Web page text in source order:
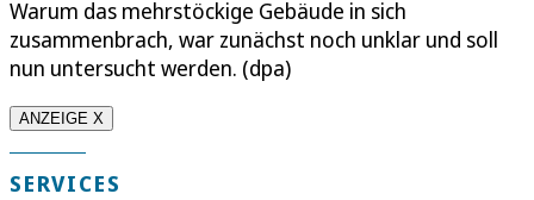
Warum das mehrstöckige Gebäude in sich
zusammenbrach, war zunächst noch unklar und soll
nun untersucht werden. (dpa)
ANZEIGE X
SERVICES